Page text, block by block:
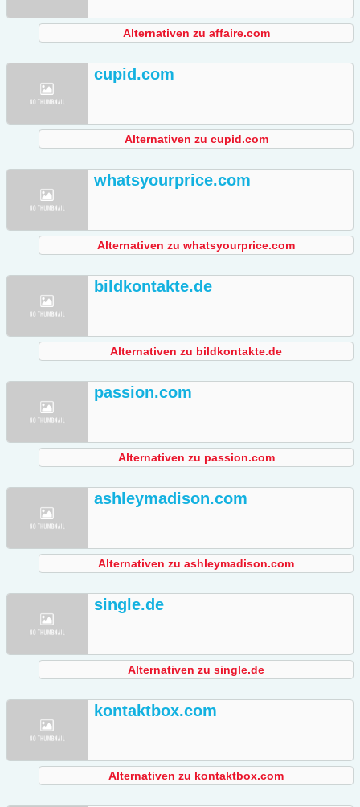
Alternativen zu affaire.com
cupid.com
Alternativen zu cupid.com
whatsyourprice.com
Alternativen zu whatsyourprice.com
bildkontakte.de
Alternativen zu bildkontakte.de
passion.com
Alternativen zu passion.com
ashleymadison.com
Alternativen zu ashleymadison.com
single.de
Alternativen zu single.de
kontaktbox.com
Alternativen zu kontaktbox.com